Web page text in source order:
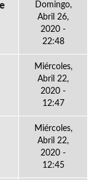
Domingo,
Abril 26,
2020 -
22:48
Miércoles,
Abril 22,
2020 -
12:47
Miércoles,
Abril 22,
2020 -
12:45